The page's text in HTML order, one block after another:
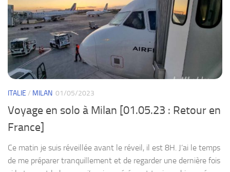
ITALIE / MILAN 01/05/2023
Voyage en solo à Milan [01.05.23 : Retour en
France]
Ce matin je suis réveillée avant le réveil, il est 8H. J’ai le temps
de me préparer tranquillement et de regarder une dernière fois